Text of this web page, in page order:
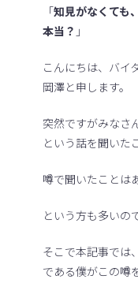
「知見がなくても
本当？ 」
こんにちは、バイ
岡澤と申します。
突然ですがみなさ
という話を聞いた
噂で聞いたことは
という方も多いの
そこで本記事では
である僕がこの噂